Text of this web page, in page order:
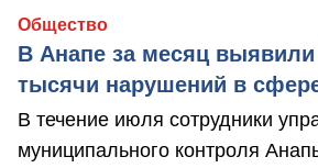
Общество
В Анапе за месяц выявили
тысячи нарушений в
В течение июля сотрудники
муниципального контроля